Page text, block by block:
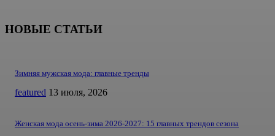
НОВЫЕ СТАТЬИ
Зимняя мужская мода: главные тренды
featured 13 июля, 2026
Женская мода осень-зима 2026-2027: 15 главных трендов сезона